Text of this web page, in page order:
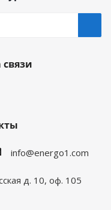
связи
info@energo1.com
д. 10, оф. 105